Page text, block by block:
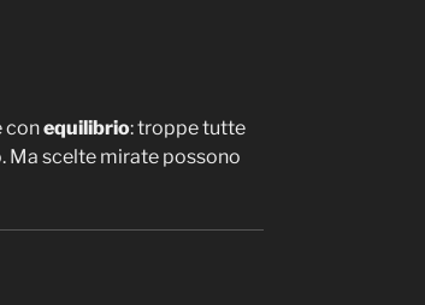
conequilibrio: troppe tutte
Ma scelte mirate possono